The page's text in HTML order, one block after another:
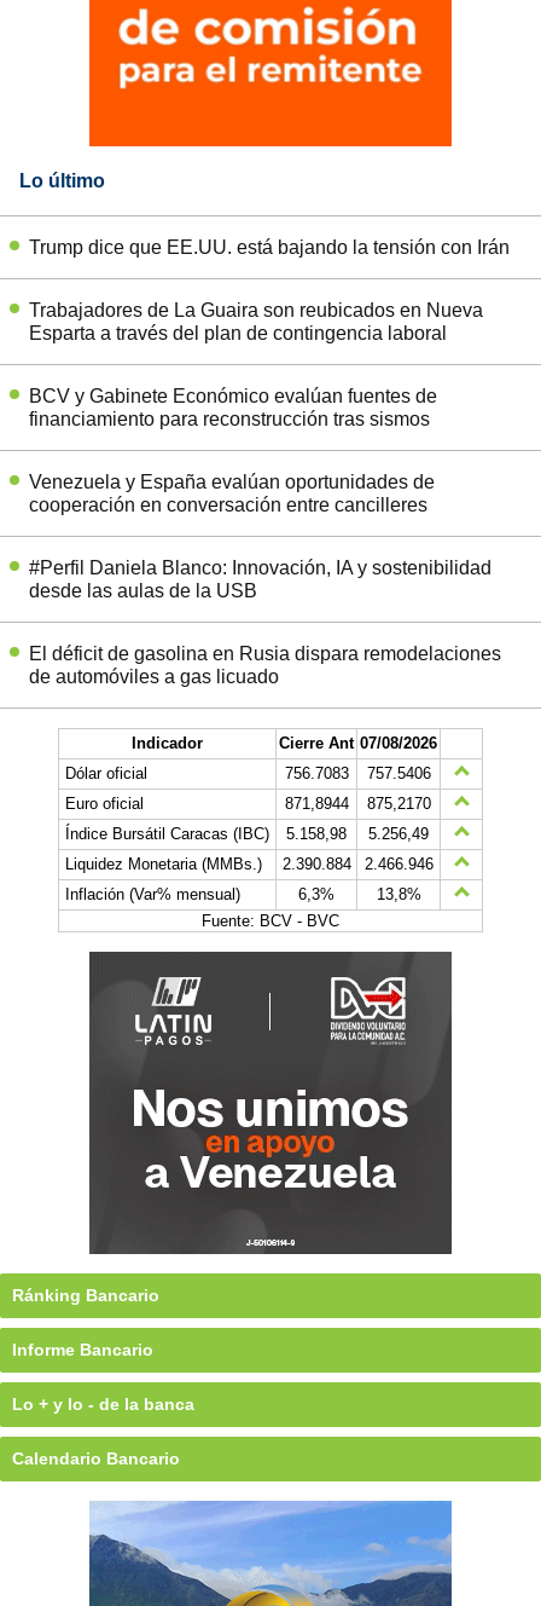
Lo último
Trump dice que EE.UU. está bajando la tensión con Irán
Trabajadores de La Guaira son reubicados en Nueva
Esparta a través del plan de contingencia laboral
BCV y Gabinete Económico evalúan fuentes de
financiamiento para reconstrucción tras sismos
Venezuela y España evalúan oportunidades de
cooperación en conversación entre cancilleres
#Perfil Daniela Blanco: Innovación, IA y sostenibilidad
desde las aulas de la USB
El déficit de gasolina en Rusia dispara remodelaciones
de automóviles a gas licuado
Indicador Cierre Ant 07/08/2026
Dólar oficial
756.7083
757.5406
Euro oficial
871,8944
875,2170
Índice Bursátil Caracas (IBC)
5.158,98
5.256,49
Liquidez Monetaria (MMBs.)
2.390.884
2.466.946
Inflación (Var% mensual)
6,3%
13,8%
Fuente: BCV - BVC
Ránking Bancario
Informe Bancario
Lo + y lo - de la banca
Calendario Bancario